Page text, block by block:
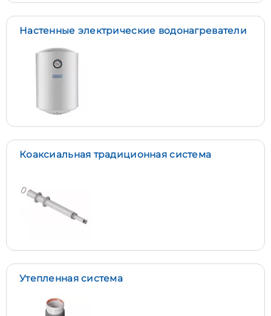
Настенные электрические водонагреватели
Коаксиальная традиционная система
Утепленная система